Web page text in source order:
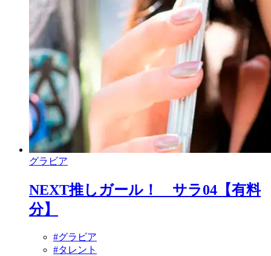
グラビア
NEXT推しガール！ サラ04【有料
分】
#グラビア
#タレント